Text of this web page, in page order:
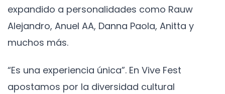
expandido a personalidades como Rauw
Alejandro, Anuel AA, Danna Paola, Anitta y
muchos más.
“Es una experiencia única”. En Vive Fest
apostamos por la diversidad cultural